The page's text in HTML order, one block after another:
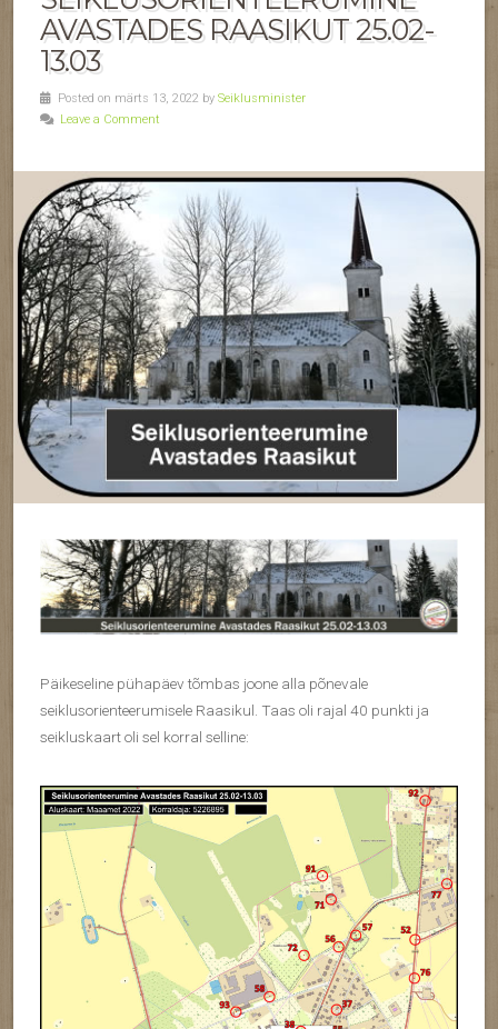
AVASTADES RAASIKUT 25.02-
13.03
Posted on märts 13, 2022 by Seiklusminister
Leave a Comment
Päikeseline pühapäev tõmbas joone alla põnevale
seiklusorienteerumisele Raasikul. Taas oli rajal 40 punkti ja
seikluskaart oli sel korral selline: